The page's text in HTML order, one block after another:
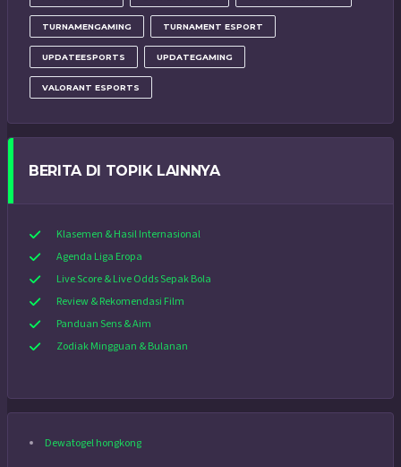
TURNAMENGAMING TURNAMENT ESPORT
UPDATEESPORTS UPDATEGAMING
VALORANT ESPORTS
BERITA DI TOPIK LAINNYA
Klasemen & Hasil Internasional
Agenda Liga Eropa
Live Score & Live Odds Sepak Bola
Review & Rekomendasi Film
Panduan Sens & Aim
Zodiak Mingguan & Bulanan
Dewatogel hongkong